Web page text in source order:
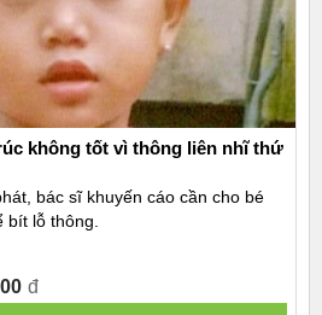
không tốt vì thông liên nhĩ thứ
bác sĩ khuyến cáo cần cho bé
bít lỗ thông.
đ